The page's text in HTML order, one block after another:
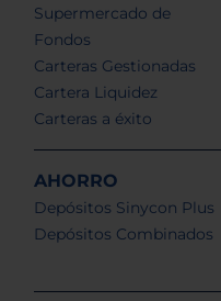
Supermercado de
Fondos
Carteras Gestionadas
Cartera Liquidez
Carteras a éxito
AHORRO
Depósitos Sinycon Plus
Depósitos Combinados